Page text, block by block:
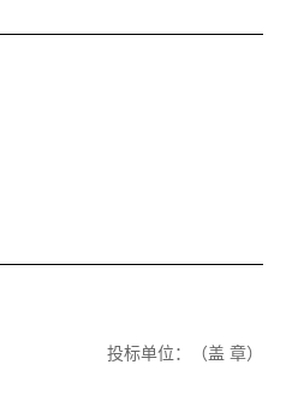
投标单位：（盖 章）